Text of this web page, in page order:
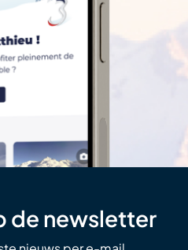
de newsletter